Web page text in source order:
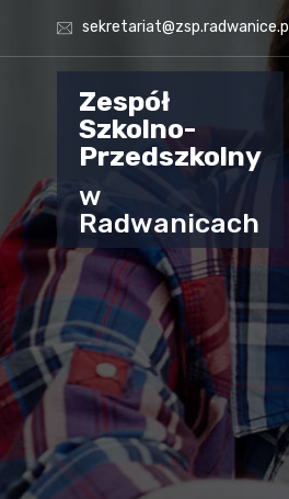
sekretariat@zsp.radwanice.pl
Zespół
Szkolno-
Przedszkolny
w
Radwanicach